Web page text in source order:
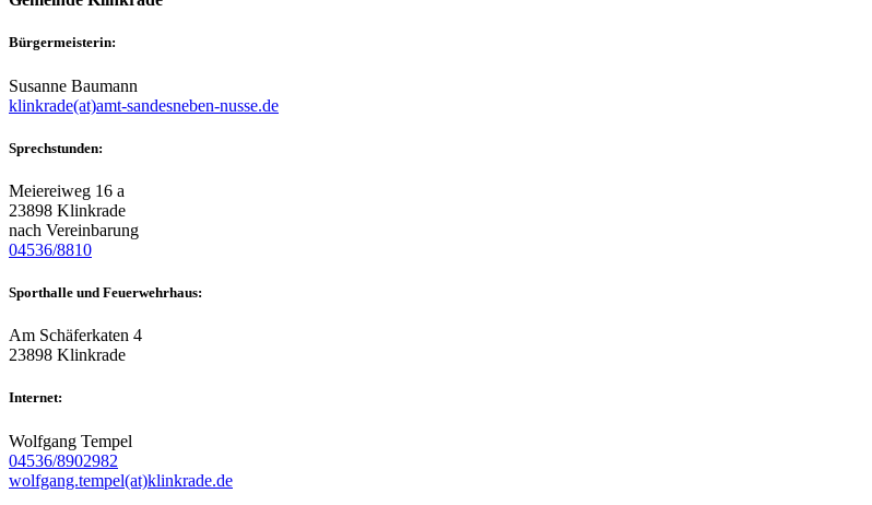
Bürgermeisterin:
Susanne Baumann
klinkrade(at)amt-sandesneben-nusse.de
Sprechstunden:
Meiereiweg 16 a
23898 Klinkrade
nach Vereinbarung
04536/8810
Sporthalle und Feuerwehrhaus:
Am Schäferkaten 4
23898 Klinkrade
Internet:
Wolfgang Tempel
04536/8902982
wolfgang.tempel(at)klinkrade.de